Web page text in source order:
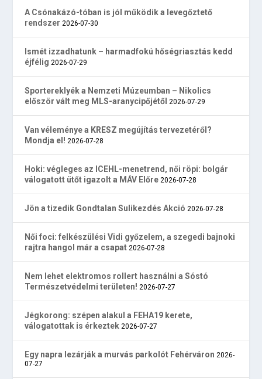
A Csónakázó-tóban is jól működik a levegőztető
rendszer 2026-07-30
Ismét izzadhatunk – harmadfokú hőségriasztás kedd
éjfélig 2026-07-29
Sportereklyék a Nemzeti Múzeumban – Nikolics
először vált meg MLS-aranycipőjétől 2026-07-29
Van véleménye a KRESZ megújítás tervezetéről?
Mondja el! 2026-07-28
Hoki: végleges az ICEHL-menetrend, női röpi: bolgár
válogatott ütőt igazolt a MÁV Előre 2026-07-28
Jön a tizedik Gondtalan Sulikezdés Akció 2026-07-28
Női foci: felkészülési Vidi győzelem, a szegedi bajnoki
rajtra hangol már a csapat 2026-07-28
Nem lehet elektromos rollert használni a Sóstó
Természetvédelmi területen! 2026-07-27
Jégkorong: szépen alakul a FEHA19 kerete,
válogatottak is érkeztek 2026-07-27
Egy napra lezárják a murvás parkolót Fehérváron 2026-
07-27